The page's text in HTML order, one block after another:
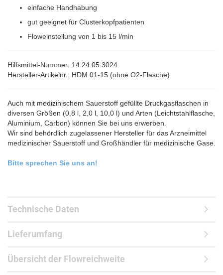
einfache Handhabung
gut geeignet für Clusterkopfpatienten
Floweinstellung von 1 bis 15 l/min
Hilfsmittel-Nummer: 14.24.05.3024
Hersteller-Artikelnr.: HDM 01-15 (ohne O2-Flasche)
Auch mit medizinischem Sauerstoff gefüllte Druckgasflaschen in
diversen Größen (0,8 l, 2,0 l, 10,0 l) und Arten (Leichtstahlflasche,
Aluminium, Carbon) können Sie bei uns erwerben.
Wir sind behördlich zugelassener Hersteller für das Arzneimittel
medizinischer Sauerstoff und Großhändler für medizinische Gase.
Bitte sprechen Sie uns an!
Technische Daten
Lieferumfang
Übersicht der Flowreichweite